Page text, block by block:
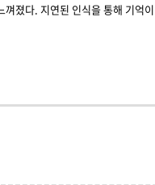
껴졌다. 지연된 인식을 통해 기